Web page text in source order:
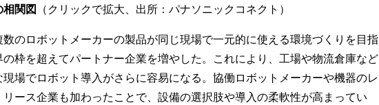
関図 （クリックで拡大、出所：パナソニックコネクト）
数のロボットメーカーの製品が同じ現場で一元的に使える環境づくりを目指
の枠を超えてパートナー企業を増やした。これにより、工場や物流倉庫など
場でロボット導入がさらに容易になる。協働ロボットメーカーや機器のレ
リース企業も加わったことで、設備の選択肢や導入の柔軟性が高まってい